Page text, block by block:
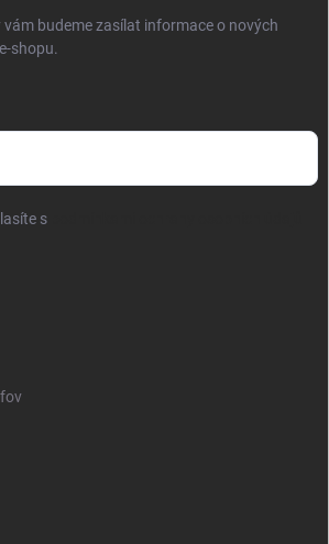
vám budeme zasílat informace o nových
shopu.
s